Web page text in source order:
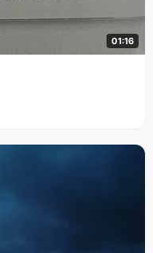
01:16